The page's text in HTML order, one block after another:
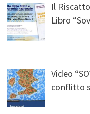
Il
Libro
Video
conflitto